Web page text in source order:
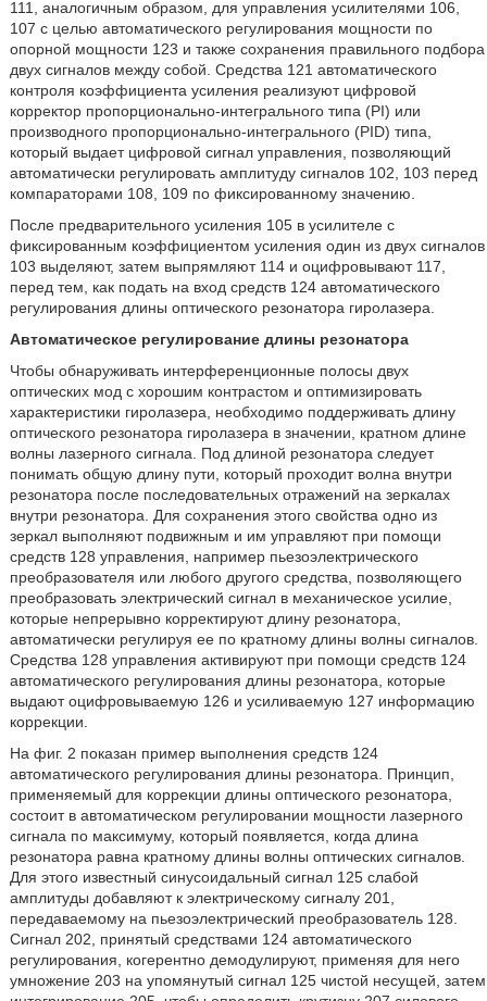
111, аналогичным образом, для управления усилителями 106,
107 с целью автоматического регулирования мощности по
опорной мощности 123 и также сохранения правильного подбора
двух сигналов между собой. Средства 121 автоматического
контроля коэффициента усиления реализуют цифровой
корректор пропорционально-интегрального типа (PI) или
производного пропорционально-интегрального (PID) типа,
который выдает цифровой сигнал управления, позволяющий
автоматически регулировать амплитуду сигналов 102, 103 перед
компараторами 108, 109 по фиксированному значению.
После предварительного усиления 105 в усилителе с
фиксированным коэффициентом усиления один из двух сигналов
103 выделяют, затем выпрямляют 114 и оцифровывают 117,
перед тем, как подать на вход средств 124 автоматического
регулирования длины оптического резонатора гиролазера.
Автоматическое регулирование длины резонатора
Чтобы обнаруживать интерференционные полосы двух
оптических мод с хорошим контрастом и оптимизировать
характеристики гиролазера, необходимо поддерживать длину
оптического резонатора гиролазера в значении, кратном длине
волны лазерного сигнала. Под длиной резонатора следует
понимать общую длину пути, который проходит волна внутри
резонатора после последовательных отражений на зеркалах
внутри резонатора. Для сохранения этого свойства одно из
зеркал выполняют подвижным и им управляют при помощи
средств 128 управления, например пьезоэлектрического
преобразователя или любого другого средства, позволяющего
преобразовать электрический сигнал в механическое усилие,
которые непрерывно корректируют длину резонатора,
автоматически регулируя ее по кратному длины волны сигналов.
Средства 128 управления активируют при помощи средств 124
автоматического регулирования длины резонатора, которые
выдают оцифровываемую 126 и усиливаемую 127 информацию
коррекции.
На фиг. 2 показан пример выполнения средств 124
автоматического регулирования длины резонатора. Принцип,
применяемый для коррекции длины оптического резонатора,
состоит в автоматическом регулировании мощности лазерного
сигнала по максимуму, который появляется, когда длина
резонатора равна кратному длины волны оптических сигналов.
Для этого известный синусоидальный сигнал 125 слабой
амплитуды добавляют к электрическому сигналу 201,
передаваемому на пьезоэлектрический преобразователь 128.
Сигнал 202, принятый средствами 124 автоматического
регулирования, когерентно демодулируют, применяя для него
умножение 203 на упомянутый сигнал 125 чистой несущей, затем